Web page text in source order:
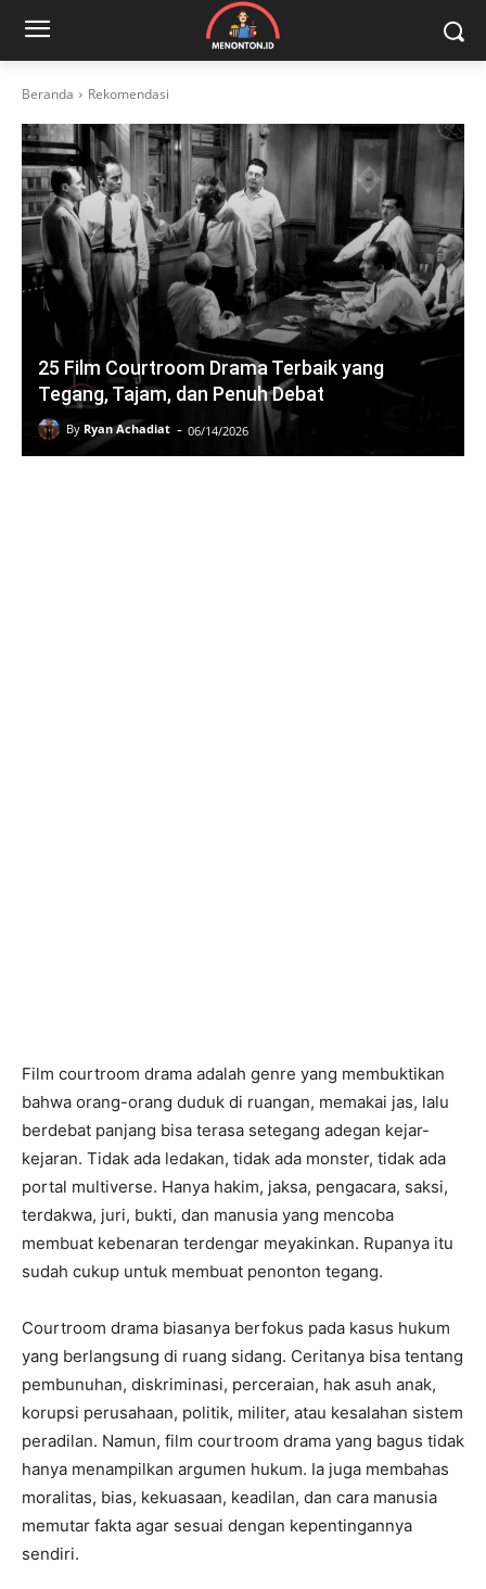
Beranda Rekomendasi
25 Film Courtroom Drama Terbaik yang
Tegang, Tajam, dan Penuh Debat
By Ryan Achadiat - 06/14/2026
Film courtroom drama adalah genre yang membuktikan
bahwa orang-orang duduk di ruangan, memakai jas, lalu
berdebat panjang bisa terasa setegang adegan kejar-
kejaran. Tidak ada ledakan, tidak ada monster, tidak ada
portal multiverse. Hanya hakim, jaksa, pengacara, saksi,
terdakwa, juri, bukti, dan manusia yang mencoba
membuat kebenaran terdengar meyakinkan. Rupanya itu
sudah cukup untuk membuat penonton tegang.
Courtroom drama biasanya berfokus pada kasus hukum
yang berlangsung di ruang sidang. Ceritanya bisa tentang
pembunuhan, diskriminasi, perceraian, hak asuh anak,
korupsi perusahaan, politik, militer, atau kesalahan sistem
peradilan. Namun, film courtroom drama yang bagus tidak
hanya menampilkan argumen hukum. Ia juga membahas
moralitas, bias, kekuasaan, keadilan, dan cara manusia
memutar fakta agar sesuai dengan kepentingannya
sendiri.